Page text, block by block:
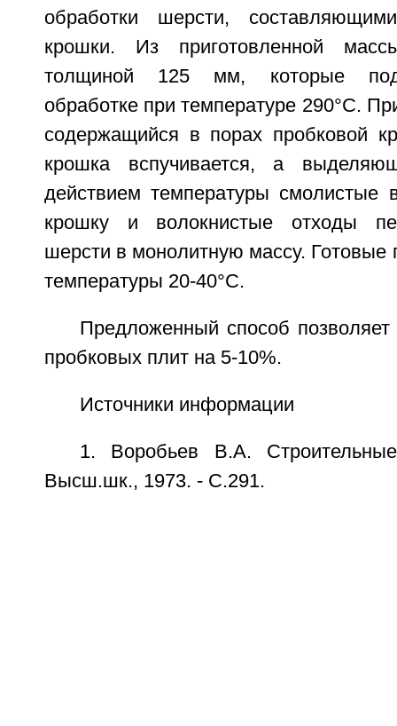
обработки шерсти,
крошки. Из приготовленной
толщиной 125 мм, которые
обработке при температуре 290°С.
содержащийся в порах пробковой
крошка вспучивается, а
действием температуры смолистые
крошку и волокнистые отходы
шерсти в монолитную массу.
температуры 20-40°С.
Предложенный способ позволяет
пробковых плит на 5-10%.
Источники информации
1. Воробьев В.А.
Высш.шк., 1973. - С.291.